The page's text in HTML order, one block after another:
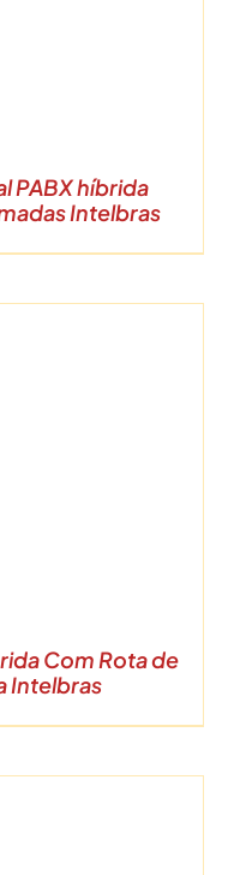
PABX híbrida
Intelbras
Com Rota de
Intelbras